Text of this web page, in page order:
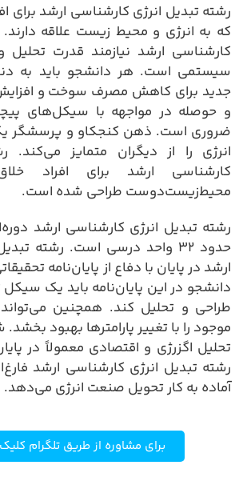
رشته تبدیل انرژی کارشناسی ارشد
که به انرژی و محیط زیست علاقه دارند.
کارشناسی ارشد نیازمند قدرت
سیستمی است. هر دانشجو باید به
جدید برای کاهش مصرف سوخت و
و حوصله در مواجهه با سیکل‌های
ضروری است. ذهن کنجکاو و پرسشگر
انرژی را از دیگران متمایز می‌کند.
کارشناسی ارشد برای افراد
محیط‌زیست‌دوست طراحی شده است.
رشته تبدیل انرژی کارشناسی ارشد
حدود ۳۲ واحد درسی است. رشته
ارشد در پایان با دفاع از پایان‌نامه
دانشجو در این پایان‌نامه باید یک سیکل
طراحی و تحلیل کند. همچنین
موجود را با تغییر پارامترها بهبود
تحلیل اگزرژی و اقتصادی معمولاً در
رشته تبدیل انرژی کارشناسی ارشد
آماده به کار تحویل صنعت انرژی می‌دهد.
برای مشاوره از طریق تلگرام